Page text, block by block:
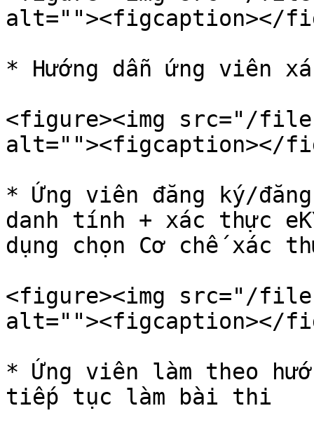
alt=""><figcaption></
* Hướng dẫn ứng viên
<figure><img src="/
alt=""><figcaption></
* Ứng viên đăng ký/
danh tính + xác thực
dụng chọn Cơ chế xác
<figure><img src="/files/
alt=""><figcaption></
* Ứng viên làm theo
tiếp tục làm bài thi